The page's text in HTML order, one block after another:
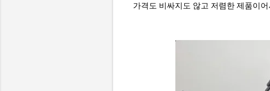
가격도 비싸지도 않고 저렴한 제품이